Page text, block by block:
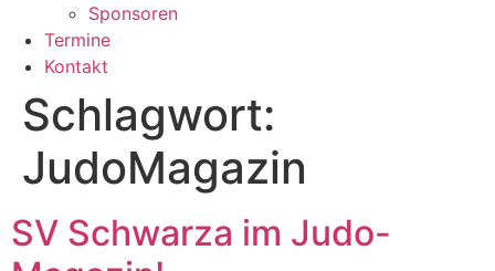
Sponsoren
Termine
Kontakt
Schlagwort:
JudoMagazin
SV Schwarza im Judo-